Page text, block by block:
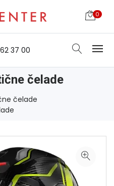
0
37 00
čelade
čelade